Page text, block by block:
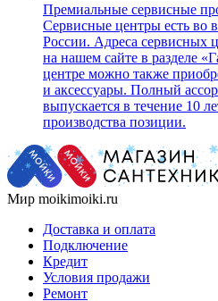
Премиальные сервисные
Сервисные центры есть во
России. Адреса сервисных
на нашем сайте в разделе
центре можно также
и аксессуары. Полный
выпускается в течение 10
производства позиции.
Мир moikimoiki.ru
Доставка и оплата
Подключение
Кредит
Условия продажи
Ремонт